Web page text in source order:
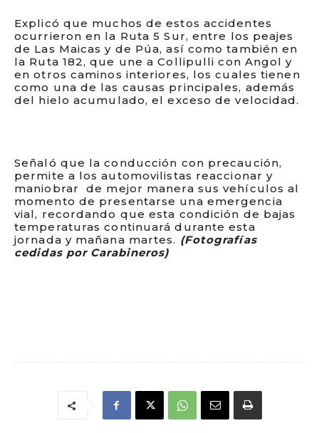
Explicó que muchos de estos accidentes
ocurrieron en la Ruta 5 Sur, entre los peajes
de Las Maicas y de Púa, así como también en
la Ruta 182, que une a Collipulli con Angol y
en otros caminos interiores, los cuales tienen
como una de las causas principales, además
del hielo acumulado, el exceso de velocidad.
Señaló que la conducción con precaución,
permite a los automovilistas reaccionar y
maniobrar de mejor manera sus vehículos al
momento de presentarse una emergencia
vial, recordando que esta condición de bajas
temperaturas continuará durante esta
jornada y mañana martes. (Fotografías
cedidas por Carabineros)